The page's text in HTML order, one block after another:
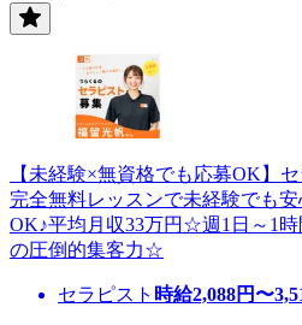
【未経験×無資格でも応募OK】
完全無料レッスンで未経験でも
OK♪平均月収33万円☆週1日～1
の圧倒的集客力☆
セラピスト 時給2,088円〜